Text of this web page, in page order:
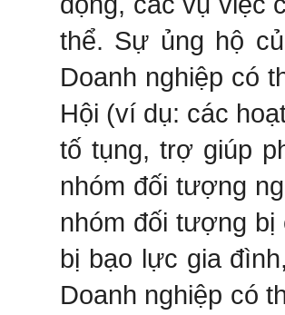
thể. Sự ủng hộ
Doanh nghiệp có
Hội (ví dụ: các
tố tụng, trợ giúp
nhóm đối tượng
nhóm đối tượng bị
bị bạo lực gia
Doanh nghiệp có